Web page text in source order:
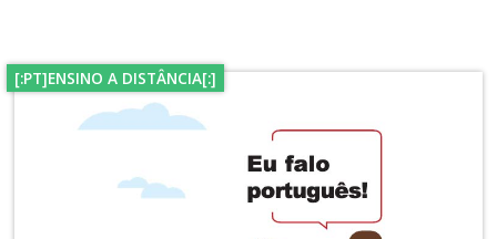
[:PT]ENSINO A DISTÂNCIA[:]